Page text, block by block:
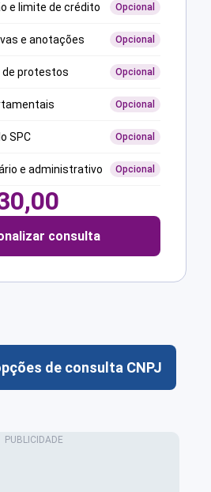
e limite de crédito Opcional
e anotações Opcional
de protestos Opcional
Opcional
SPC Opcional
e administrativo Opcional
consulta
de consulta CNPJ